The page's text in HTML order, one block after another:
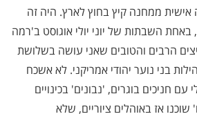
אישית ממחנה קיץ בחוץ לארץ. היה זה
השבתות של יוני יולי אוגוסט ב'רמה
הרבים והטובים שאני עושה בשלושת
בני נוער יהודי אמריקני. לא אשכח
חניכים בוגרים, 'נבונים' בכינויים
אז באוהלים ציוריים, שלא